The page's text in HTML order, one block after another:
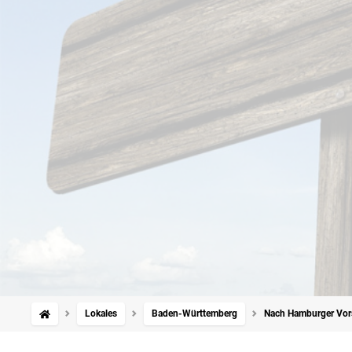
Lokales Baden-Württemberg Nach Hamburger